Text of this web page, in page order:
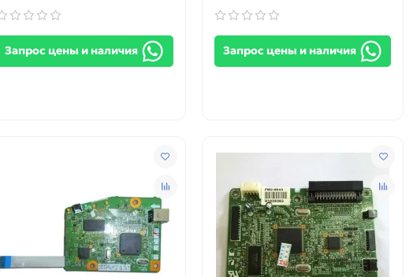
Запрос цены и наличия Запрос цены и наличия